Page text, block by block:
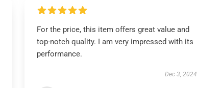
For the price, this item offers great value and
top-notch quality. I am very impressed with its
performance.
Dec 3, 2024